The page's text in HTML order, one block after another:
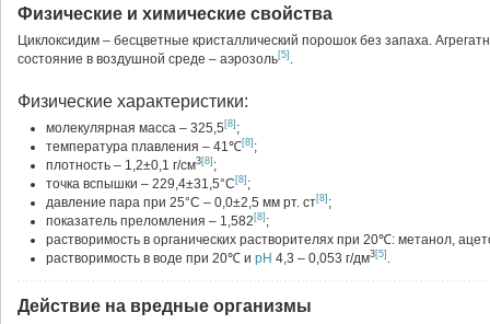
Физические и химические свойства
Циклоксидим – бесцветные кристаллический порошок без запаха.
состояние в воздушной среде – аэрозоль[5] .
Физические характеристики:
молекулярная масса – 325,5 [8] ;
температура плавления – 41℃[8] ;
плотность – 1,2±0,1 г/см3[8] ;
точка вспышки – 229,4±31,5°C [8] ;
давление пара при 25°C – 0,0±2,5 мм рт. ст[8] ;
показатель преломления – 1,582 [8] ;
растворимость в органических растворителях при 20℃: метанол,
растворимость в воде при 20℃ и pH 4,3 – 0,053 г/дм3[5] .
Действие на вредные организмы